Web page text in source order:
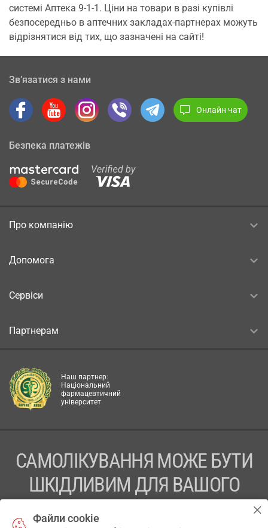
системі Аптека 9-1-1. Ціни на товари в разі купівлі
безпосередньо в аптечних закладах-партнерах можуть
відрізнятися від тих, що зазначені на сайті!
Зв’язатися з нами
Онлайн чат
Безпека платежів
Про компанію
Допомога
Сервіси
Партнерам
Наш партнер:
Національний
фармацевтичний
університет
САМОЛІКУВАННЯ МОЖЕ БУТИ
ШКІДЛИВИМ ДЛЯ ВАШОГО
Файли cookie